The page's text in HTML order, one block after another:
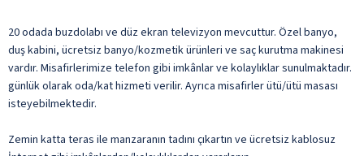
20 odada buzdolabı ve düz ekran televizyon mevcuttur. Özel banyo,
duş kabini, ücretsiz banyo/kozmetik ürünleri ve saç kurutma makinesi
vardır. Misafirlerimize telefon gibi imkânlar ve kolaylıklar sunulmaktadır.
günlük olarak oda/kat hizmeti verilir. Ayrıca misafirler ütü/ütü masası
isteyebilmektedir.
Zemin katta teras ile manzaranın tadını çıkartın ve ücretsiz kablosuz